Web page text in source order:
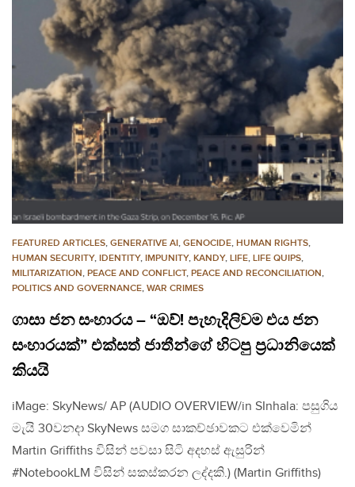
FEATURED ARTICLES, GENERATIVE AI, GENOCIDE, HUMAN RIGHTS,
HUMAN SECURITY, IDENTITY, IMPUNITY, KANDY, LIFE, LIFE QUIPS,
MILITARIZATION, PEACE AND CONFLICT, PEACE AND RECONCILIATION,
POLITICS AND GOVERNANCE, WAR CRIMES
ගාසා ජන සංහාරය – “ඔව්! පැහැදිලිවම එය ජන
සංහාරයක්” එක්සත් ජාතීන්ගේ හිටපු ප්‍රධානියෙක්
කියයි
iMage: SkyNews/ AP (AUDIO OVERVIEW/in SInhala: පසුගිය
මැයි 30වනදා SkyNews සමග සාකච්ඡාවකට එක්වෙමින්
Martin Griffiths විසින් පවසා සිටි අදහස් ඇසුරින්
#NotebookLM විසින් සකස්කරන ලද්දකි.) (Martin Griffiths)